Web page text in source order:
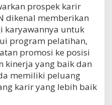
prospek karir
dikenal memberikan
karyawannya untuk
program pelatihan,
promosi ke posisi
kinerja yang baik dan
memiliki peluang
karir yang lebih baik